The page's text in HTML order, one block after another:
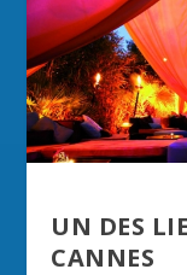
UN DES
CANNES